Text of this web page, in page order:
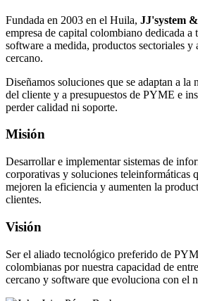
Fundada en 2003 en el Huila, JJ'system
empresa de capital colombiano dedicada a
software a medida, productos sectoriales y
cercano.
Diseñamos soluciones que se adaptan a la
del cliente y a presupuestos de PYME e
perder calidad ni soporte.
Misión
Desarrollar e implementar sistemas de
corporativas y soluciones teleinformáticas
mejoren la eficiencia y aumenten la
clientes.
Visión
Ser el aliado tecnológico preferido de
colombianas por nuestra capacidad de
cercano y software que evoluciona con el